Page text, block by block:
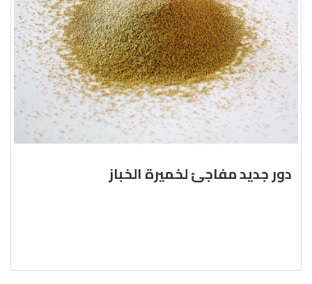
دور جديد مفاجئ لخميرة الخباز